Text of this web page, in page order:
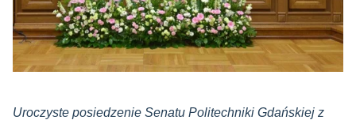
Uroczyste posiedzenie Senatu Politechniki Gdańskiej z